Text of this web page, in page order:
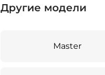
Другие модели
Master